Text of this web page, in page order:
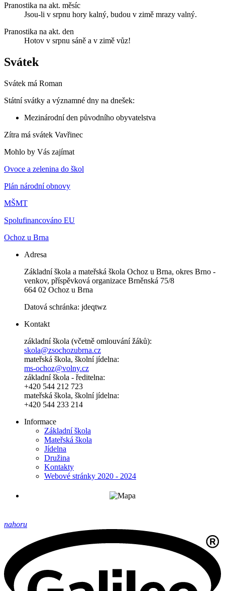
Pranostika na akt. měsíc
Jsou-li v srpnu hory kalný, budou v zimě mrazy valný.
Pranostika na akt. den
Hotov v srpnu sáně a v zimě vůz!
Svátek
Svátek má Roman
Státní svátky a významné dny na dnešek:
Mezinárodní den původního obyvatelstva
Zítra má svátek Vavřinec
Mohlo by Vás zajímat
Ovoce a zelenina do škol
Plán národní obnovy
MŠMT
Spolufinancováno EU
Ochoz u Brna
Adresa
Základní škola a mateřská škola Ochoz u Brna, okres Brno -
venkov, příspěvková organizace Brněnská 75/8
664 02 Ochoz u Brna
Datová schránka: jdeqtwz
Kontakt
základní škola (včetně omlouvání žáků):
skola@zsochozubrna.cz
mateřská škola, školní jídelna:
ms-ochoz@volny.cz
základní škola - ředitelna:
+420 544 212 723
mateřská škola, školní jídelna:
+420 544 233 214
Informace
Základní škola
Mateřská škola
Jídelna
Družina
Kontakty
Webové stránky 2020 - 2024
nahoru